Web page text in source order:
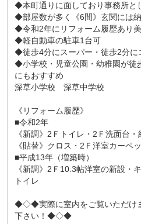
◆本町通りに面しており事務所と
◆部屋数が多く《6間》玄関には
◆令和2年にリフォーム履歴あり
◆軽自動車の駐車1台可
◆徒歩4分にスーパー・徒歩2分に
◆小学校・児童公園・幼稚園が徒
にもおすすめ
深草小学校 深草中学校
《リフォーム履歴》
■令和2年
《新調》2Ｆトイレ・2Ｆ洗面台・
《貼替》クロス・2Ｆ洋室カーペ
■平成13年（増築時）
《新調》2Ｆ10.3帖洋室の新設・
トイレ
◆◇◆実際に室内をご覧いただけ
下さい！◆◇◆